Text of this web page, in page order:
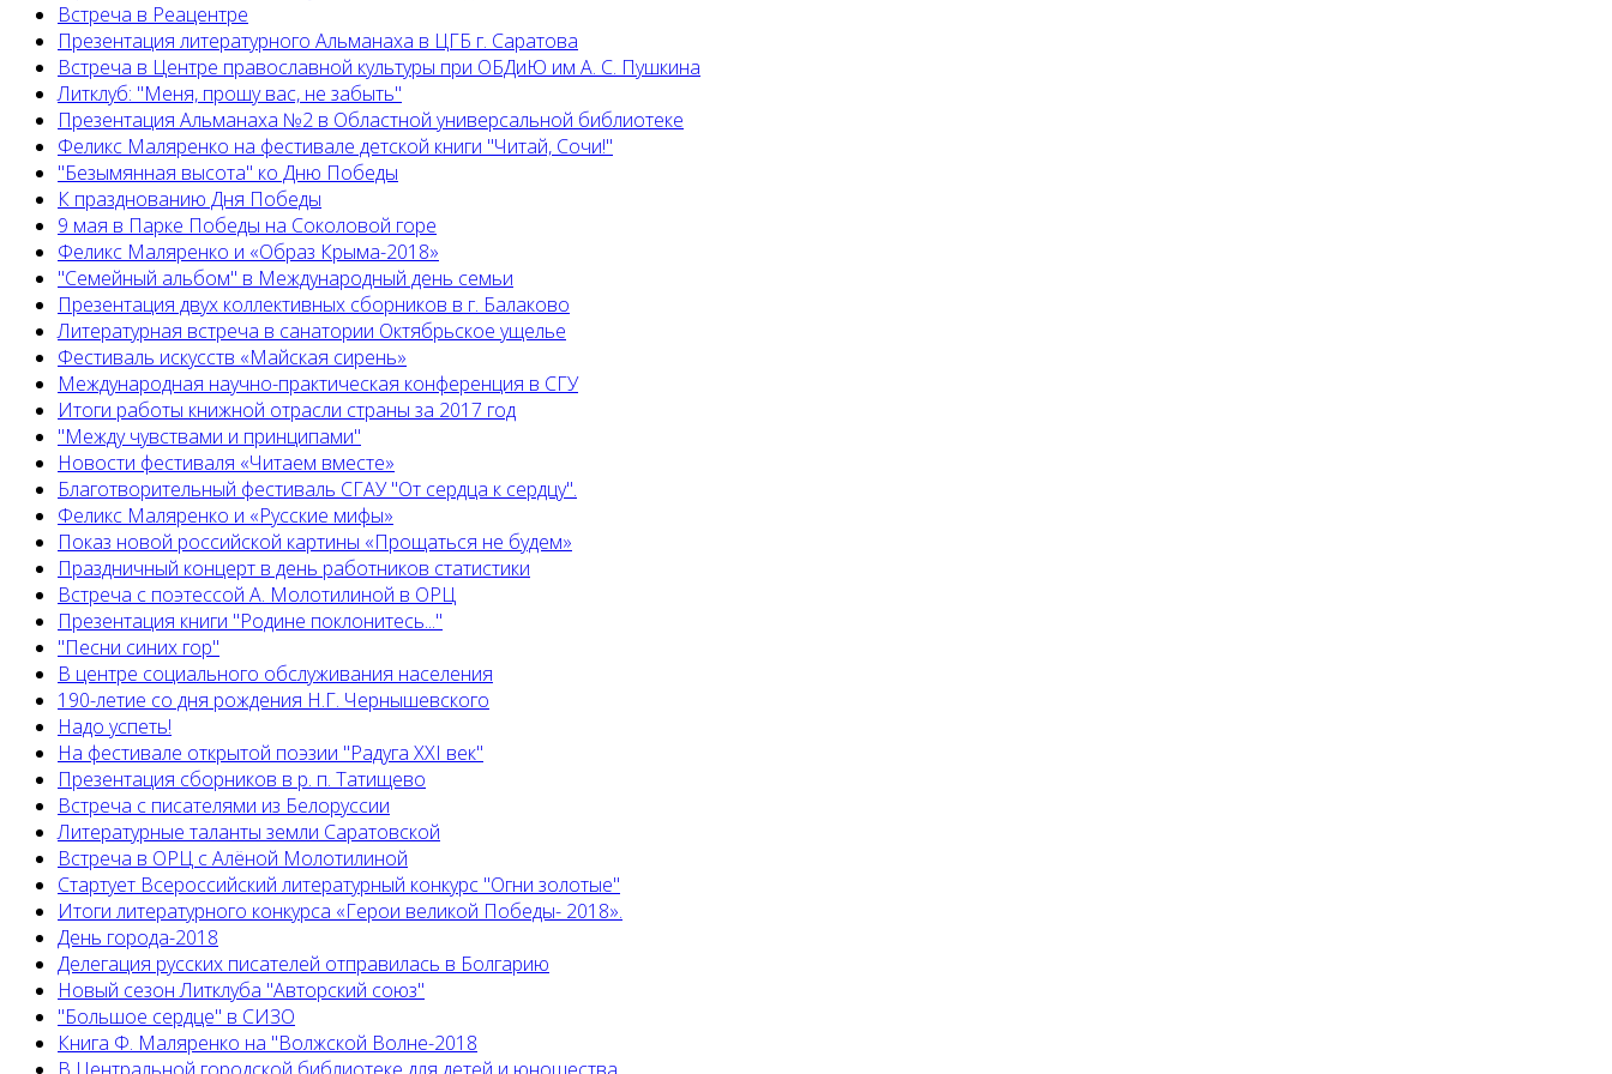
Встреча в Реацентре
Презентация литературного Альманаха в ЦГБ г. Саратова
Встреча в Центре православной культуры при ОБДиЮ им А. С. Пушкина
Литклуб: "Меня, прошу вас, не забыть"
Презентация Альманаха №2 в Областной универсальной библиотеке
Феликс Маляренко на фестивале детской книги "Читай, Сочи!"
"Безымянная высота" ко Дню Победы
К празднованию Дня Победы
9 мая в Парке Победы на Соколовой горе
Феликс Маляренко и «Образ Крыма-2018»
"Семейный альбом" в Международный день семьи
Презентация двух коллективных сборников в г. Балаково
Литературная встреча в санатории Октябрьское ущелье
Фестиваль искусств «Майская сирень»
Международная научно-практическая конференция в СГУ
Итоги работы книжной отрасли страны за 2017 год
"Между чувствами и принципами"
Новости фестиваля «Читаем вместе»
Благотворительный фестиваль СГАУ "От сердца к сердцу".
Феликс Маляренко и «Русские мифы»
Показ новой российской картины «Прощаться не будем»
Праздничный концерт в день работников статистики
Встреча с поэтессой А. Молотилиной в ОРЦ
Презентация книги "Родине поклонитесь..."
"Песни синих гор"
В центре социального обслуживания населения
190-летие со дня рождения Н.Г. Чернышевского
Надо успеть!
На фестивале открытой поэзии "Радуга XXI век"
Презентация сборников в р. п. Татищево
Встреча с писателями из Белоруссии
Литературные таланты земли Саратовской
Встреча в ОРЦ с Алёной Молотилиной
Cтартует Всероссийский литературный конкурс "Огни золотые"
Итоги литературного конкурса «Герои великой Победы- 2018».
День города-2018
Делегация русских писателей отправилась в Болгарию
Новый сезон Литклуба "Авторский союз"
"Большое сердце" в СИЗО
Книга Ф. Маляренко на "Волжской Волне-2018